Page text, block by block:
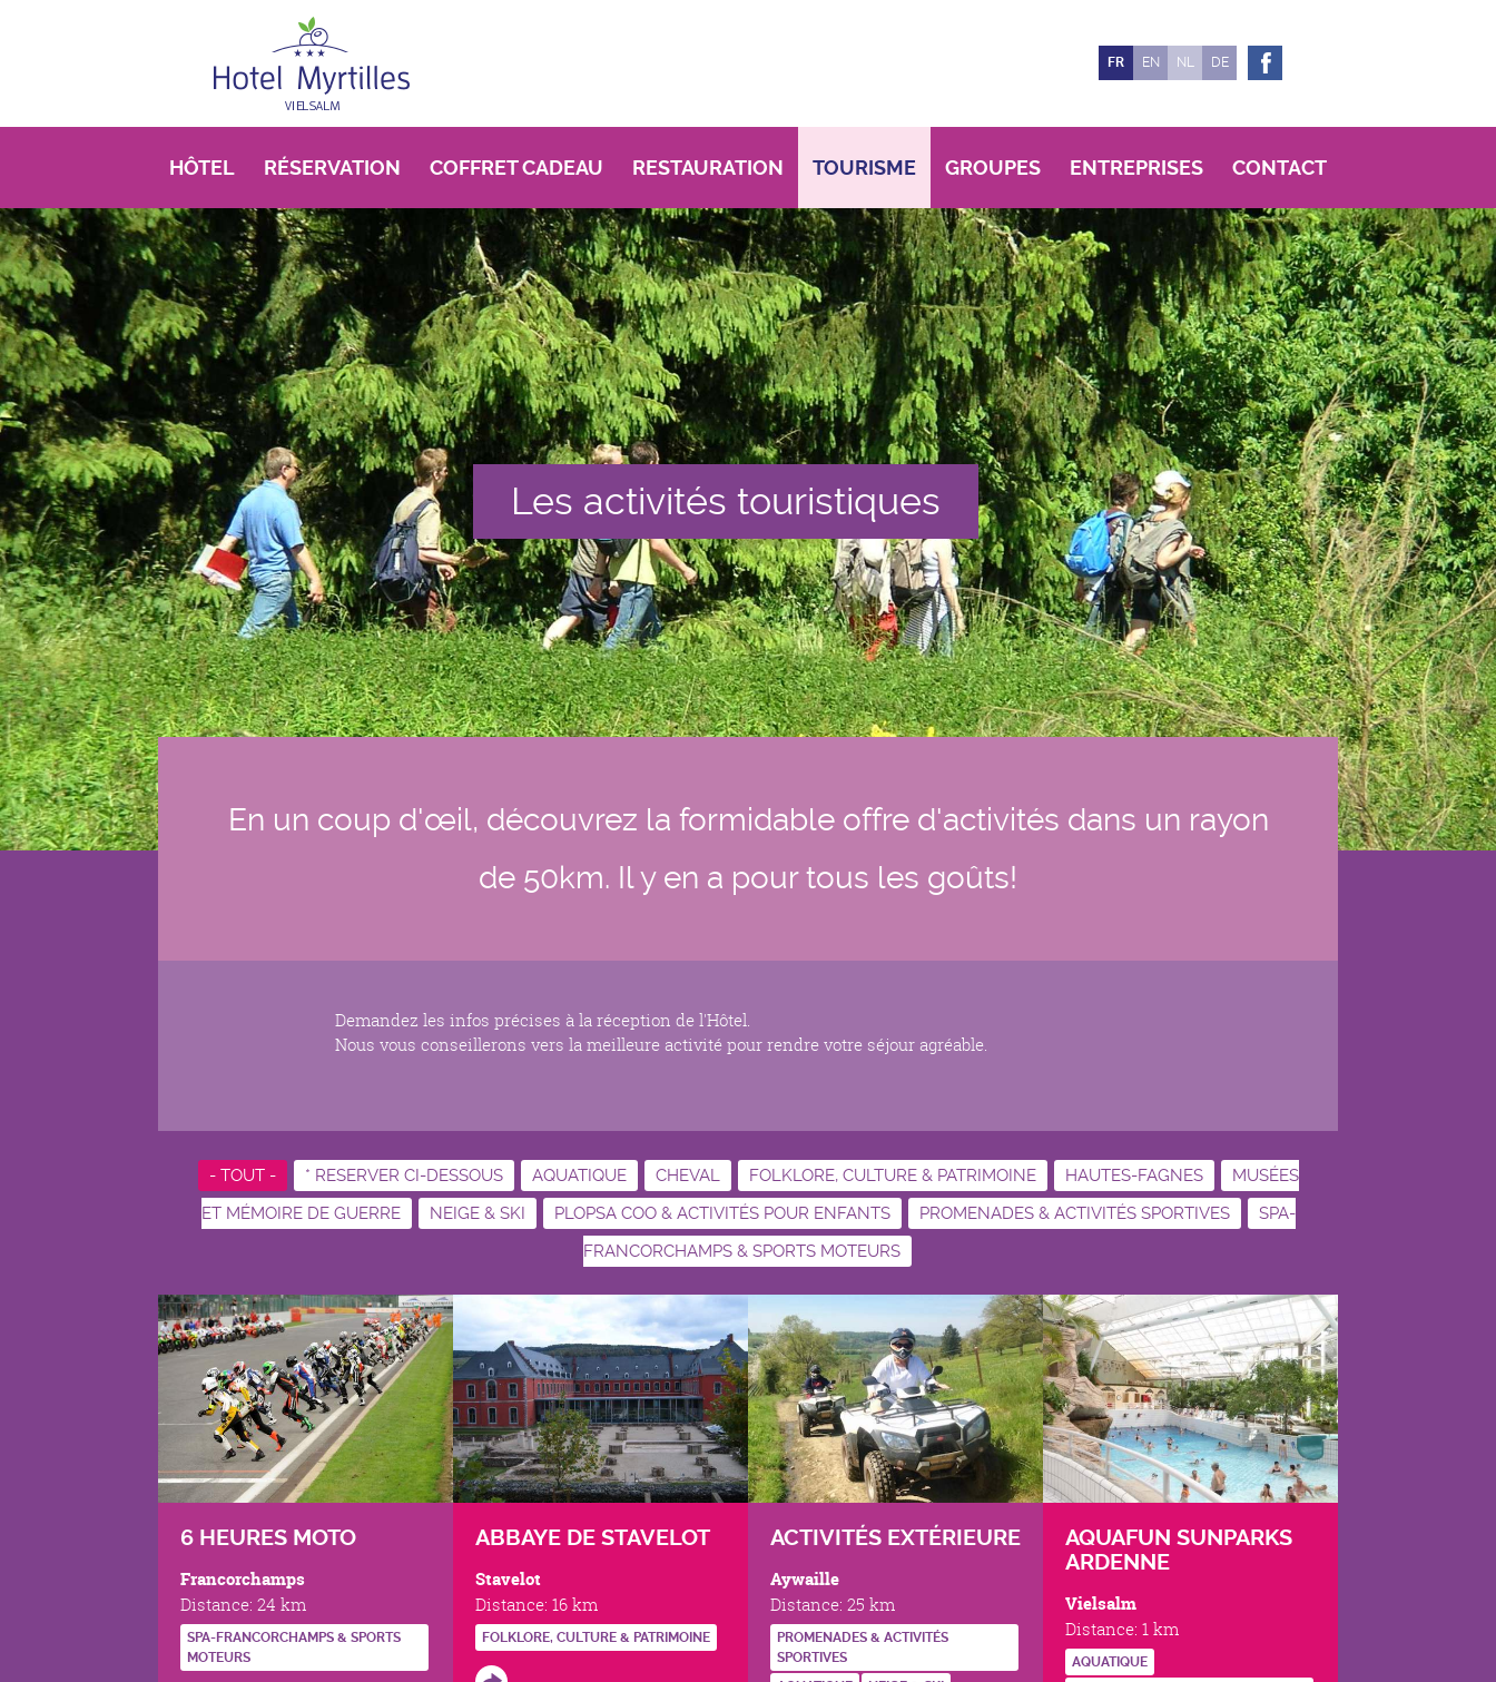
FR EN NL DE
HÔTEL RÉSERVATION COFFRET CADEAU RESTAURATION TOURISME GROUPES ENTREPRISES CONTACT
Les activités touristiques
En un coup d'œil, découvrez la formidable offre d'activités dans un rayon
de 50km. Il y en a pour tous les goûts!
Demandez les infos précises à la réception de l'Hôtel.
Nous vous conseillerons vers la meilleure activité pour rendre votre séjour agréable.
- TOUT - * RESERVER CI-DESSOUS AQUATIQUE CHEVAL FOLKLORE, CULTURE & PATRIMOINE HAUTES-FAGNES
MUSÉES
ET MÉMOIRE DE GUERRE
NEIGE & SKI PLOPSA COO & ACTIVITÉS POUR ENFANTS PROMENADES & ACTIVITÉS SPORTIVES
SPA-
FRANCORCHAMPS & SPORTS MOTEURS
6 HEURES MOTO
Francorchamps
Distance: 24 km
SPA-FRANCORCHAMPS & SPORTS
MOTEURS
ABBAYE DE STAVELOT
Stavelot
Distance: 16 km
FOLKLORE, CULTURE & PATRIMOINE
ACTIVITÉS EXTÉRIEURE
Aywaille
Distance: 25 km
PROMENADES & ACTIVITÉS
SPORTIVES
AQUAFUN SUNPARKS
ARDENNE
Vielsalm
Distance: 1 km
AQUATIQUE